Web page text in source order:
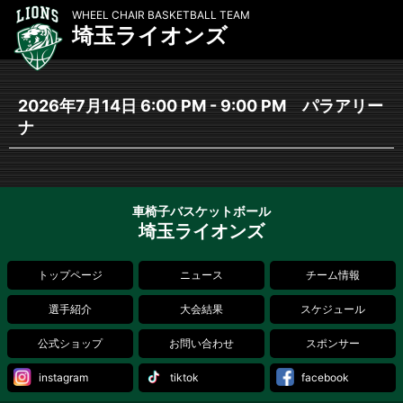
WHEEL CHAIR BASKETBALL TEAM
埼玉ライオンズ
2026年7月14日 6:00 PM - 9:00 PM パラアリー
ナ
車椅子バスケットボール
埼玉ライオンズ
トップページ ニュース チーム情報
選手紹介 大会結果 スケジュール
公式ショップ お問い合わせ スポンサー
instagram tiktok facebook